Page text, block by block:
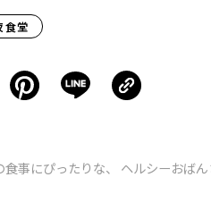
食堂
食事にぴったりな、 ヘルシーおば